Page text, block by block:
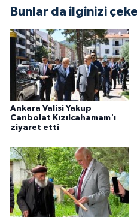
Bunlar da ilginizi
Ankara Valisi Yakup
Canbolat Kızılcahamam'ı
ziyaret etti